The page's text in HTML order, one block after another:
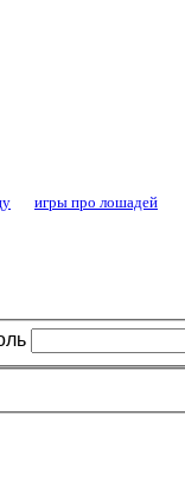
игры про лошадей